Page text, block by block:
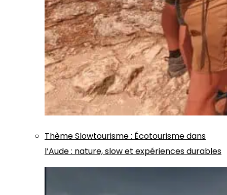
ThèmeSlowtourisme: Écotourisme dans
l’Aude : nature, slow et expériences durables